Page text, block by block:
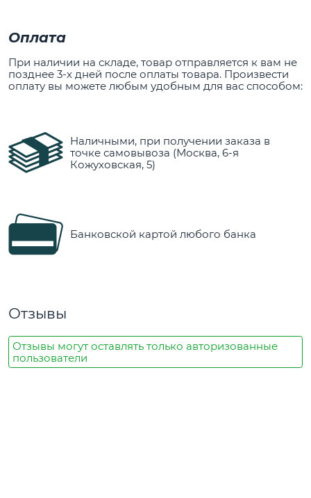
Оплата
При наличии на складе, товар отправляется к вам не
позднее 3-х дней после оплаты товара. Произвести
оплату вы можете любым удобным для вас способом:
Наличными, при получении заказа в
точке самовывоза (Москва, 6-я
Кожуховская, 5)
Банковской картой любого банка
Отзывы
Отзывы могут оставлять только авторизованные
пользователи